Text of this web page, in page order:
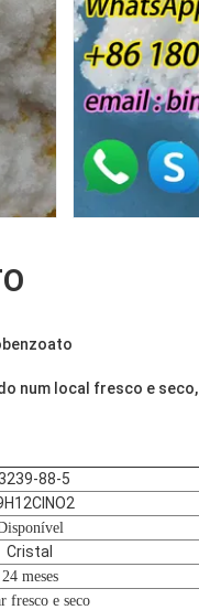
num local fresco e seco,
88-5
Cristal
24 meses
fresco e seco